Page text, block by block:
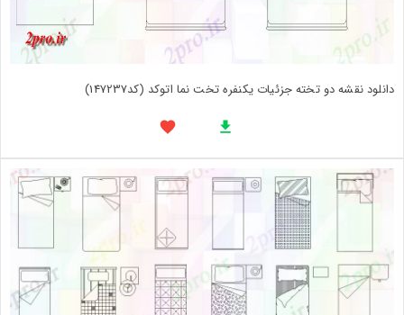
دانلود نقشه دو تخته جزئیات یکنفره تخت نما اتوکد (کد147237)